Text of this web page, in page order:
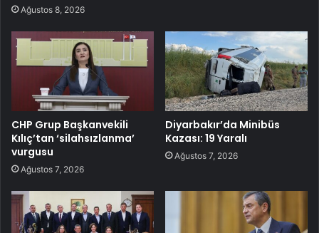
Ağustos 8, 2026
CHP Grup Başkanvekili
Kılıç’tan ‘silahsızlanma’
vurgusu
Ağustos 7, 2026
Diyarbakır’da Minibüs
Kazası: 19 Yaralı
Ağustos 7, 2026